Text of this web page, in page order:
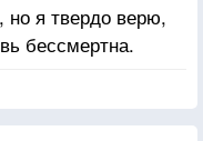
но я твердо верю,
бессмертна.